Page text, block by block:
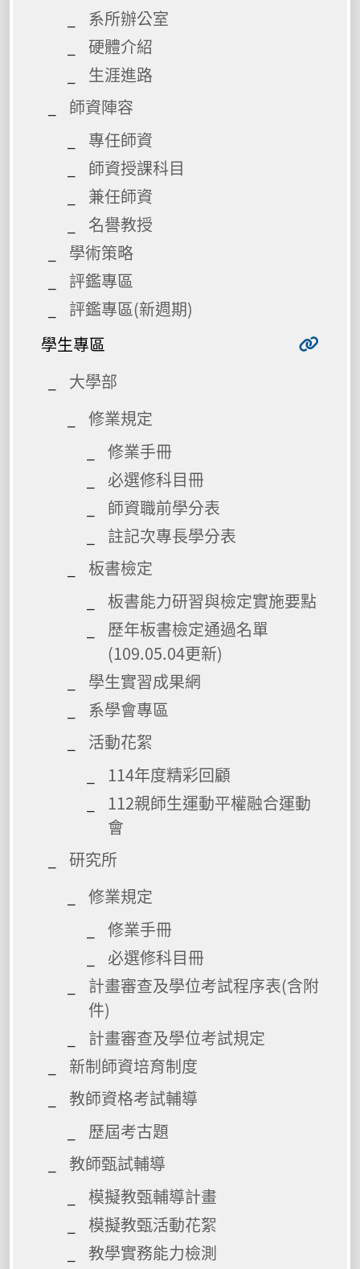
系所辦公室
硬體介紹
生涯進路
師資陣容
專任師資
師資授課科目
兼任師資
名譽教授
學術策略
評鑑專區
評鑑專區(新週期)
學生專區
大學部
修業規定
修業手冊
必選修科目冊
師資職前學分表
註記次專長學分表
板書檢定
板書能力研習與檢定實施要點
歷年板書檢定通過名單
(109.05.04更新)
學生實習成果網
系學會專區
活動花絮
114年度精彩回顧
112親師生運動平權融合運動
會
研究所
修業規定
修業手冊
必選修科目冊
計畫審查及學位考試程序表(含附
件)
計畫審查及學位考試規定
新制師資培育制度
教師資格考試輔導
歷屆考古題
教師甄試輔導
模擬教甄輔導計畫
模擬教甄活動花絮
教學實務能力檢測